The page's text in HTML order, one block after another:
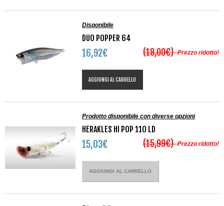
Disponibile
DUO POPPER 64
Prezzo ridotto!
16,92€ (18,00€)
AGGIUNGI AL CARRELLO
Prodotto disponibile con diverse opzioni
HERAKLES HI POP 110 LD
Prezzo ridotto!
15,03€ (15,99€)
AGGIUNGI AL CARRELLO